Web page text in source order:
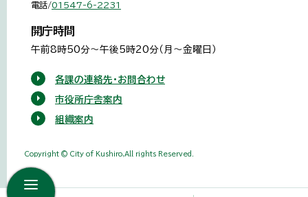
電話/01547-6-2231
開庁時間
午前8時50分～午後5時20分（月～金曜日）
各課の連絡先・お問合わせ
市役所庁舎案内
組織案内
Copyright © City of Kushiro,All rights Reserved.